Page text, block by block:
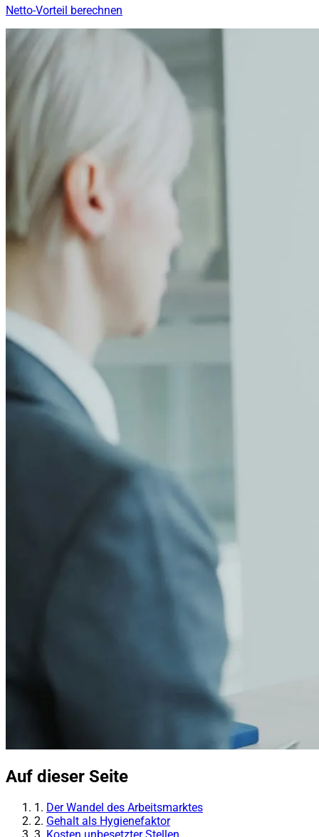
Netto-Vorteil berechnen
Auf dieser Seite
1. Der Wandel des Arbeitsmarktes
2. Gehalt als Hygienefaktor